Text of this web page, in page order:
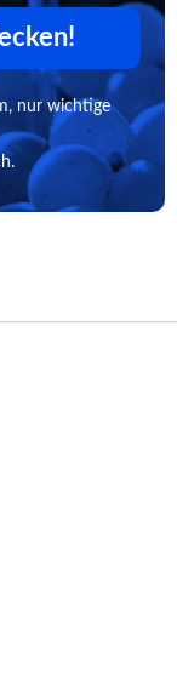
nur wichtige